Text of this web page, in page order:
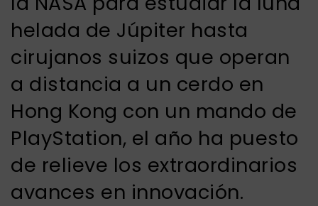
helada de Júpiter hasta
cirujanos suizos que operan
a distancia a un cerdo en
Hong Kong con un mando de
PlayStation, el año ha puesto
de relieve los extraordinarios
avances en innovación.